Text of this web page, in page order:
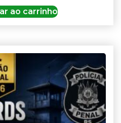
ao carrinho